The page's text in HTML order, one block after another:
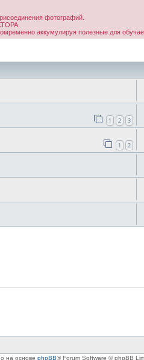
фотографий.
аккумулируя полезные для
1 2 3
1 2
на основе phpBB® Forum Software © phpBB